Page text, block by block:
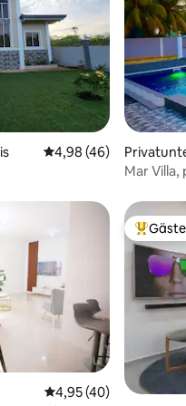
Durchschnittliche
4,98 (46)
Mar
Durchschnittliche
4,95 (40)